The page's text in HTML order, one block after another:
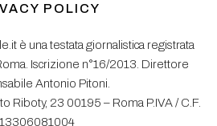
POLICY
è una testata giornalistica registrata
Iscrizione n°16/2013. Direttore
Antonio Pitoni.
Riboty, 23 00195 – Roma P.IVA / C.F.
13306081004